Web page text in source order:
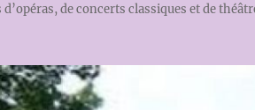
de concerts classiques et de